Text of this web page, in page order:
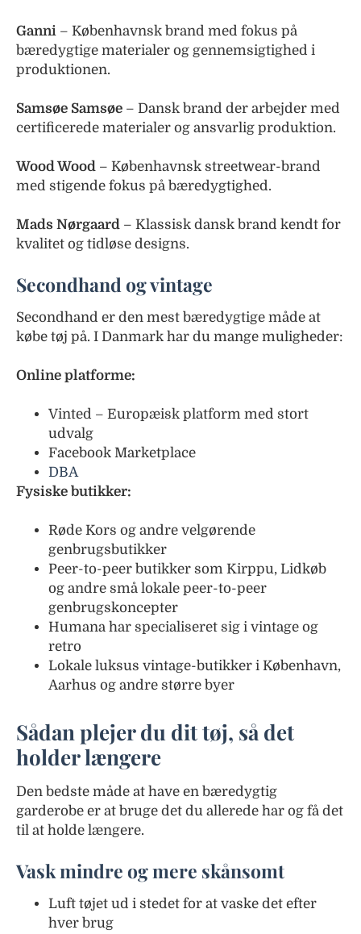
Ganni – Københavnsk brand med fokus på
bæredygtige materialer og gennemsigtighed i
produktionen.
Samsøe Samsøe – Dansk brand der arbejder med
certificerede materialer og ansvarlig produktion.
Wood Wood – Københavnsk streetwear-brand
med stigende fokus på bæredygtighed.
Mads Nørgaard – Klassisk dansk brand kendt for
kvalitet og tidløse designs.
Secondhand og vintage
Secondhand er den mest bæredygtige måde at
købe tøj på. I Danmark har du mange muligheder:
Online platforme:
Vinted – Europæisk platform med stort
udvalg
Facebook Marketplace
DBA
Fysiske butikker:
Røde Kors og andre velgørende
genbrugsbutikker
Peer-to-peer butikker som Kirppu, Lidkøb
og andre små lokale peer-to-peer
genbrugskoncepter
Humana har specialiseret sig i vintage og
retro
Lokale luksus vintage-butikker i København,
Aarhus og andre større byer
Sådan plejer du dit tøj, så det
holder længere
Den bedste måde at have en bæredygtig
garderobe er at bruge det du allerede har og få det
til at holde længere.
Vask mindre og mere skånsomt
Luft tøjet ud i stedet for at vaske det efter
hver brug